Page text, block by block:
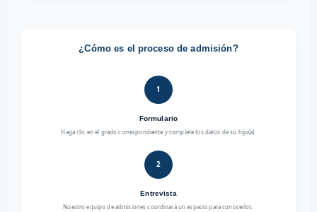
¿Cómo es el proceso de admisión?
1
Formulario
Haga clic en el grado correspondiente y complete los datos de su hijo(a).
2
Entrevista
Nuestro equipo de admisiones coordinará un espacio para conocerlos.